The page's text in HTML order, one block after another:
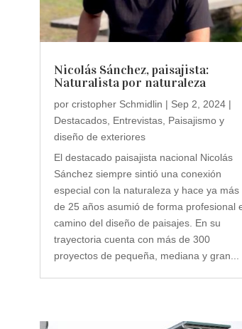
Nicolás Sánchez, paisajista:
Naturalista por naturaleza
por cristopher Schmidlin | Sep 2, 2024|
Destacados, Entrevistas, Paisajismo y
diseño de exteriores
El destacado paisajista nacional Nicolás
Sánchez siempre sintió una conexión
especial con la naturaleza y hace ya más
de 25 años asumió de forma profesional
camino del diseño de paisajes. En su
trayectoria cuenta con más de 300
proyectos de pequeña, mediana y gran...